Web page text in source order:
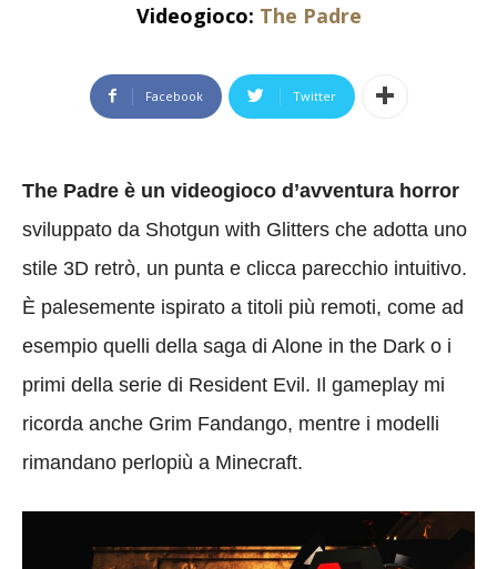
Videogioco: The Padre
Facebook Twitter
The Padre è un videogioco d’avventura horror
sviluppato da Shotgun with Glitters che adotta uno
stile 3D retrò, un punta e clicca parecchio intuitivo.
È palesemente ispirato a titoli più remoti, come ad
esempio quelli della saga di Alone in the Dark o i
primi della serie di Resident Evil. Il gameplay mi
ricorda anche Grim Fandango, mentre i modelli
rimandano perlopiù a Minecraft.